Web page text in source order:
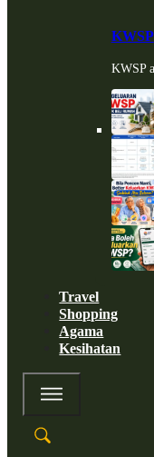
KWSP
KWSP
Travel
Shopping
Agama
Kesihatan